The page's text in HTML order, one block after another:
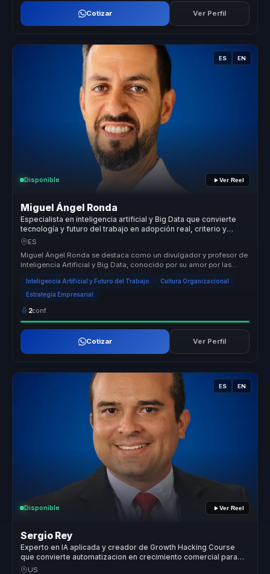
Cotizar Ver Perfil
ES EN
Disponible Ver Reel
Miguel Ángel Ronda
Especialista en inteligencia artificial y Big Data que convierte
tecnología y futuro del trabajo en adopción real, criterio y
aprendizaje para organizaciones.
ES
Miguel Ángel Ronda se destaca como un divulgador y profesor de
Inteligencia Artificial y Big Data, conocido por su amor por las
posibilid...
Inteligencia Artificial y Futuro del Trabajo Cultura Organizacional
Estrategia Empresarial
2conf.
Cotizar Ver Perfil
ES EN
Disponible Ver Reel
Sergio Rey
Experto en IA aplicada y creador de Growth Hacking Course
que convierte automatizacion en crecimiento comercial para
empresas.
US